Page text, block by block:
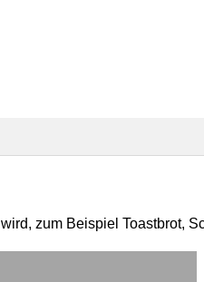
wird, zum Beispiel Toastbrot,